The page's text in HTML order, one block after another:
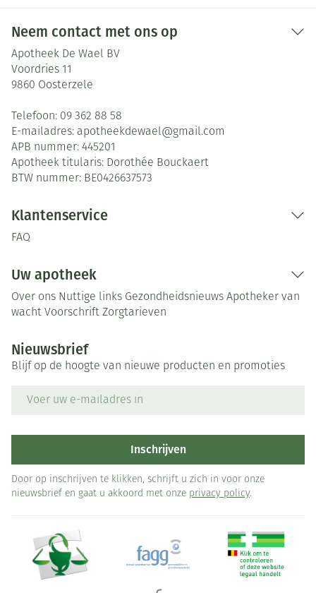
Neem contact met ons op
Apotheek De Wael BV
Voordries 11
9860 Oosterzele
Telefoon: 09 362 88 58
E-mailadres: apotheekdewael@gmail.com
APB nummer: 445201
Apotheek titularis: Dorothée Bouckaert
BTW nummer: BE0426637573
Klantenservice
FAQ
Uw apotheek
Over ons Nuttige links Gezondheidsnieuws Apotheker van
wacht Voorschrift Zorgtarieven
Nieuwsbrief
Blijf op de hoogte van nieuwe producten en promoties
Inschrijven
Door op inschrijven te klikken, schrijft u zich in voor onze
nieuwsbrief en gaat u akkoord met onze privacy policy.